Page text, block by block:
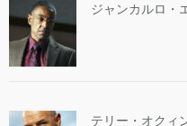
ジャンカルロ・
テリー・オクィ